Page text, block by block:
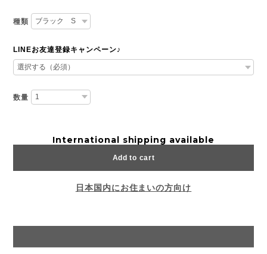
種類
LINEお友達登録キャンペーン♪
数量
International shipping available
Add to cart
日本国内にお住まいの方向け